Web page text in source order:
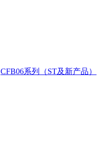
CFB06系列（ST及新产品）